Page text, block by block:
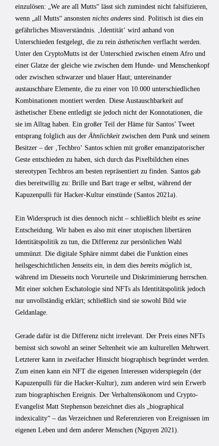
einzulösen: „We are all Mutts“ lässt sich zumindest nicht falsifizieren,
wenn „all Mutts“ ansonsten nichts anderes sind. Politisch ist dies ein
gefährliches Missverständnis. ‚Identität‘ wird anhand von
Unterschieden festgelegt, die zu rein ästhetischen verflacht werden.
Unter den CryptoMutts ist der Unterschied zwischen einem Afro und
einer Glatze der gleiche wie zwischen dem Hunde- und Menschenkopf
oder zwischen schwarzer und blauer Haut; untereinander
austauschbare Elemente, die zu einer von 10.000 unterschiedlichen
Kombinationen montiert werden. Diese Austauschbarkeit auf
ästhetischer Ebene entledigt sie jedoch nicht der Konnotationen, die
sie im Alltag haben. Ein großer Teil der Häme für Santos’ Tweet
entsprang folglich aus der Ähnlichkeit zwischen dem Punk und seinem
Besitzer – der ‚Techbro‘ Santos schien mit großer emanzipatorischer
Geste entschieden zu haben, sich durch das Pixelbildchen eines
stereotypen Techbros am besten repräsentiert zu finden. Santos gab
dies bereitwillig zu: Brille und Bart trage er selbst, während der
Kapuzenpulli für Hacker-Kultur einstünde (Santos 2021a).
Ein Widerspruch ist dies dennoch nicht – schließlich bleibt es seine
Entscheidung. Wir haben es also mit einer utopischen libertären
Identitätspolitik zu tun, die Differenz zur persönlichen Wahl
ummünzt. Die digitale Sphäre nimmt dabei die Funktion eines
heilsgeschichtlichen Jenseits ein, in dem dies bereits möglich ist,
während im Diesseits noch Vorurteile und Diskriminierung herrschen.
Mit einer solchen Eschatologie sind NFTs als Identitätspolitik jedoch
nur unvollständig erklärt; schließlich sind sie sowohl Bild wie
Geldanlage.
Gerade dafür ist die Differenz nicht irrelevant. Der Preis eines NFTs
bemisst sich sowohl an seiner Seltenheit wie am kulturellen Mehrwert.
Letzterer kann in zweifacher Hinsicht biographisch begründet werden.
Zum einen kann ein NFT die eigenen Interessen widerspiegeln (der
Kapuzenpulli für die Hacker-Kultur), zum anderen wird sein Erwerb
zum biographischen Ereignis. Der Verhaltensökonom und Crypto-
Evangelist Matt Stephenson bezeichnet dies als „biographical
indexicality“ – das Verzeichnen und Referenzieren von Ereignissen im
eigenen Leben und dem anderer Menschen (Nguyen 2021).